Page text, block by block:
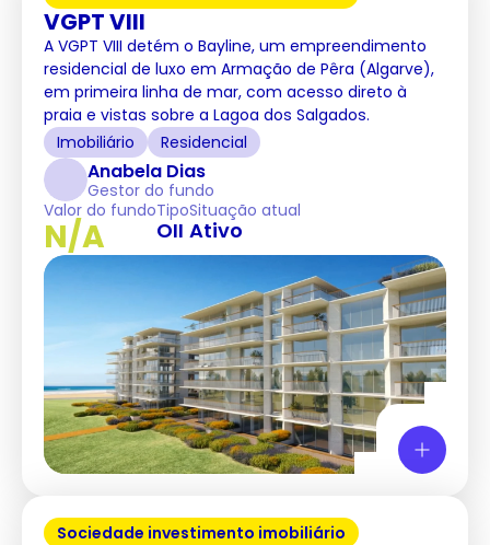
VGPT VIII
A VGPT VIII detém o Bayline, um empreendimento
residencial de luxo em Armação de Pêra (Algarve),
em primeira linha de mar, com acesso direto à
praia e vistas sobre a Lagoa dos Salgados.
Imobiliário
Residencial
Anabela Dias
Gestor do fundo
Valor do fundo
N/A
Tipo
OII
Situação atual
Ativo
Sociedade investimento imobiliário